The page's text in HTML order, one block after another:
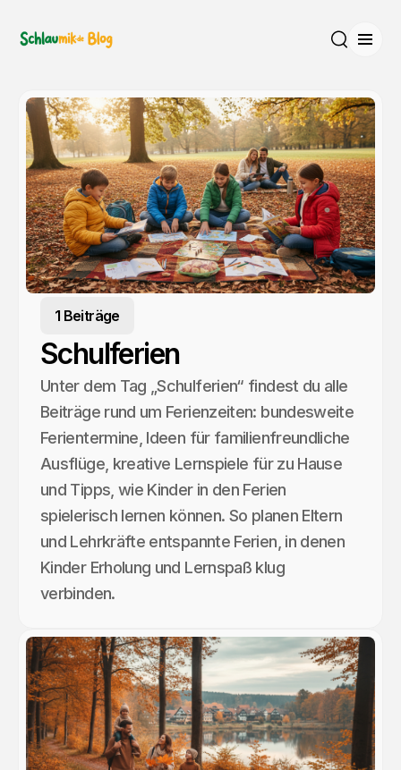
1 Beiträge
Schulferien
Unter dem Tag „Schulferien“ findest du alle
Beiträge rund um Ferienzeiten: bundesweite
Ferientermine, Ideen für familienfreundliche
Ausflüge, kreative Lernspiele für zu Hause
und Tipps, wie Kinder in den Ferien
spielerisch lernen können. So planen Eltern
und Lehrkräfte entspannte Ferien, in denen
Kinder Erholung und Lernspaß klug
verbinden.